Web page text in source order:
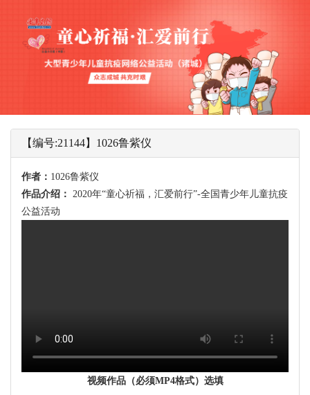
【编号:21144】1026鲁紫仪
作者： 1026鲁紫仪
作品介绍：
2020年“童心祈福，汇爱前行”-全国青少年儿童抗疫
公益活动
视频作品（必须MP4格式）选填